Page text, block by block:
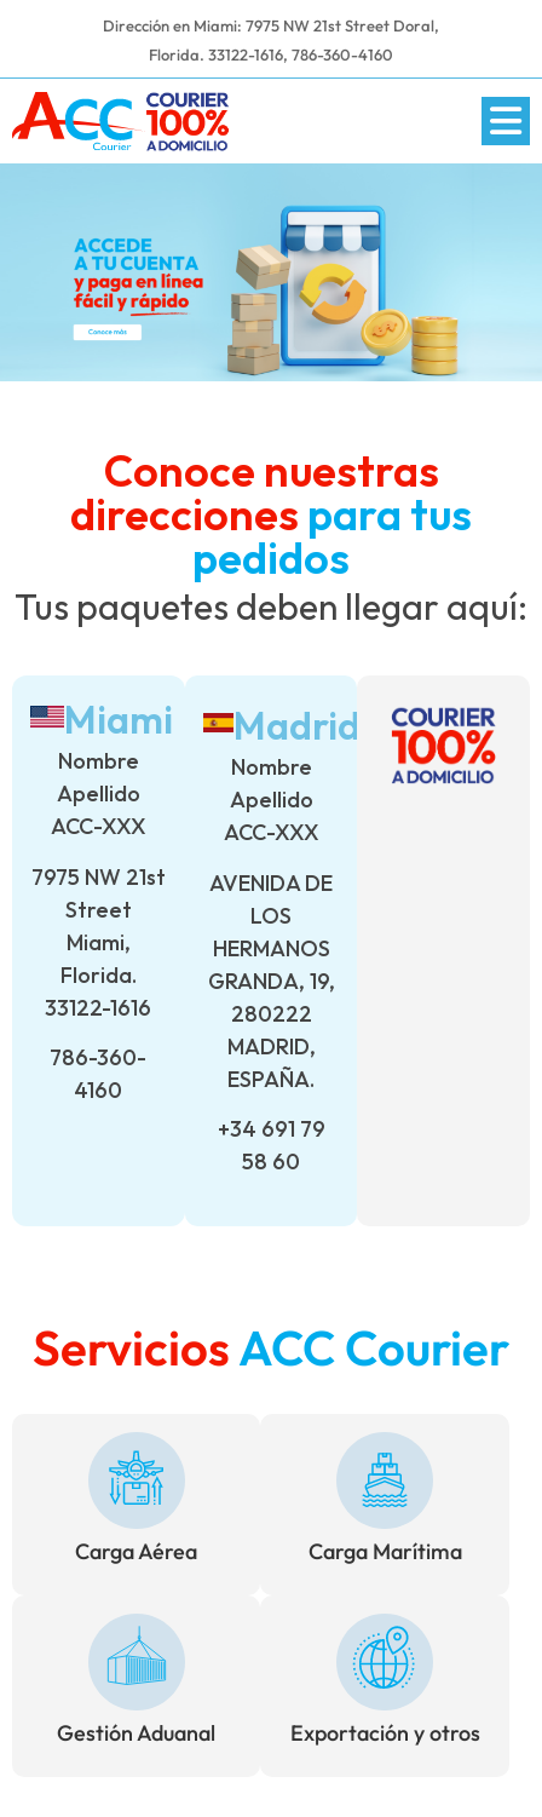
Dirección en Miami: 7975 NW 21st Street Doral,
Florida. 33122-1616, 786-360-4160
Conoce nuestras
direcciones para tus
pedidos
Tus paquetes deben llegar aquí:
Miami
Nombre
Apellido
ACC-XXX
7975 NW 21st
Street
Miami,
Florida.
33122-1616
786-360-
4160
Madrid
Nombre
Apellido
ACC-XXX
AVENIDA DE
LOS
HERMANOS
GRANDA, 19,
280222
MADRID,
ESPAÑA.
+34 691 79
58 60
ServiciosACC Courier
Carga Aérea Carga Marítima
Gestión Aduanal Exportación y otros